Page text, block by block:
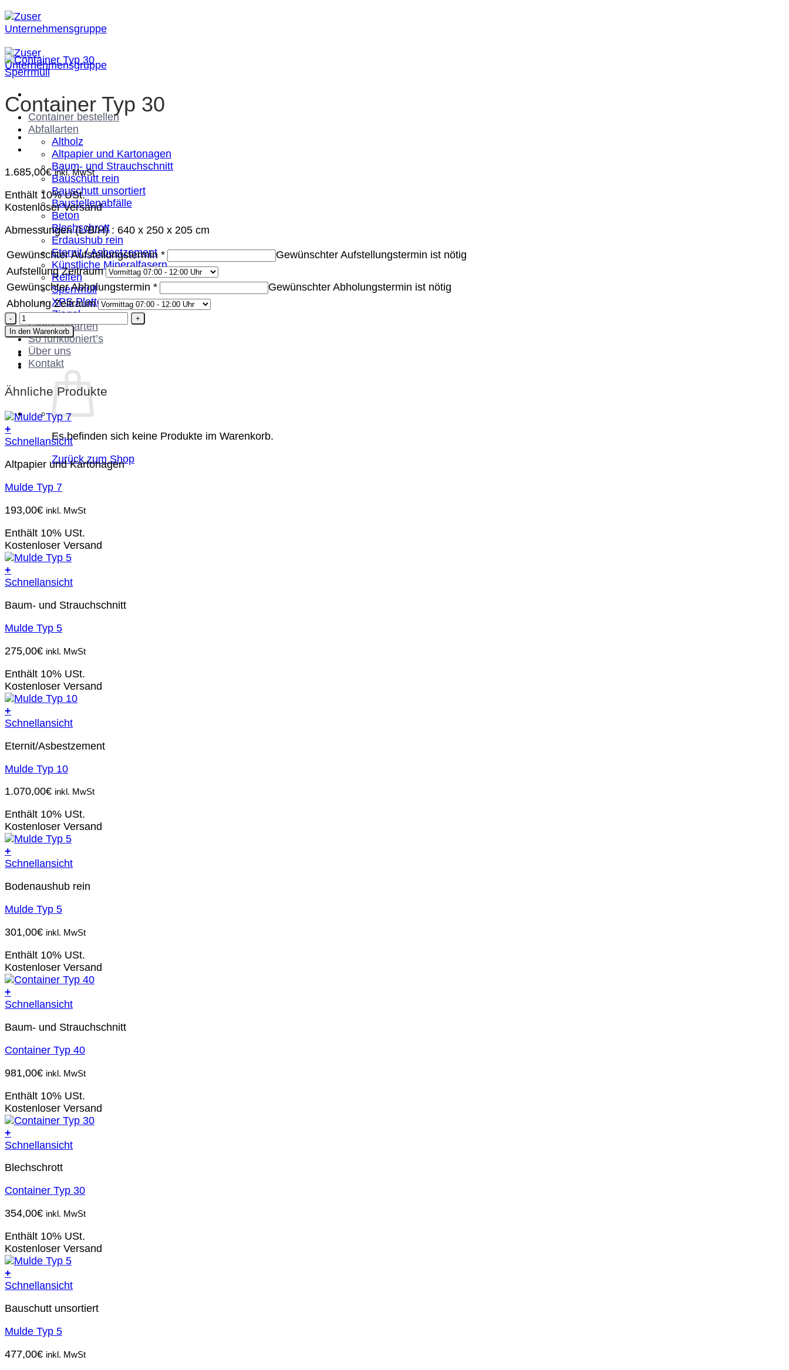
Zum
Inhalt
springen
Container bestellen
Abfallarten
Altholz
Altpapier und Kartonagen
Baum- und Strauchschnitt
Bauschutt rein
Bauschutt unsortiert
Baustellenabfälle
Beton
Blechschrott
Erdaushub rein
Eternit / Asbestzement
Künstliche Mineralfasern
Reifen
Sperrmüll
XPS Platten
Ziegel
Containerarten
So funktioniert’s
Über uns
Kontakt
Es befinden sich keine Produkte im Warenkorb.
Zurück zum Shop
Sperrmüll
Container Typ 30
1.685,00€ inkl. MwSt
Enthält 10% USt.
Kostenloser Versand
Abmessungen (L/B/H) : 640 x 250 x 205 cm
Gewünschter Aufstellungstermin *
Gewünschter Aufstellungstermin ist nötig
Aufstellung Zeitraum
Gewünschter Abholungstermin *
Gewünschter Abholungstermin ist nötig
Abholung Zeitraum
Container
Typ
30
Menge
In den Warenkorb
Ähnliche Produkte
+
Schnellansicht
Altpapier und Kartonagen
Mulde Typ 7
193,00€ inkl. MwSt
Enthält 10% USt.
Kostenloser Versand
+
Schnellansicht
Baum- und Strauchschnitt
Mulde Typ 5
275,00€ inkl. MwSt
Enthält 10% USt.
Kostenloser Versand
+
Schnellansicht
Eternit/Asbestzement
Mulde Typ 10
1.070,00€ inkl. MwSt
Enthält 10% USt.
Kostenloser Versand
+
Schnellansicht
Bodenaushub rein
Mulde Typ 5
301,00€ inkl. MwSt
Enthält 10% USt.
Kostenloser Versand
+
Schnellansicht
Baum- und Strauchschnitt
Container Typ 40
981,00€ inkl. MwSt
Enthält 10% USt.
Kostenloser Versand
+
Schnellansicht
Blechschrott
Container Typ 30
354,00€ inkl. MwSt
Enthält 10% USt.
Kostenloser Versand
+
Schnellansicht
Bauschutt unsortiert
Mulde Typ 5
477,00€ inkl. MwSt